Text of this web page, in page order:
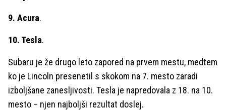
9. Acura.
10. Tesla.
Subaru je že drugo leto zapored na prvem mestu, medtem
ko je Lincoln presenetil s skokom na 7. mesto zaradi
izboljšane zanesljivosti. Tesla je napredovala z 18. na 10.
mesto – njen najboljši rezultat doslej.